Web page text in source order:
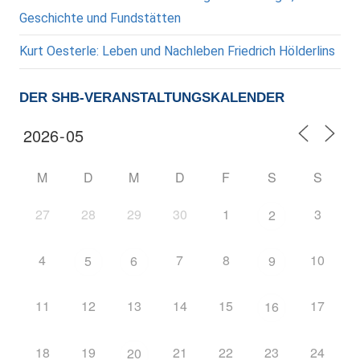
Geschichte und Fundstätten
Kurt Oesterle: Leben und Nachleben Friedrich Hölderlins
DER SHB-VERANSTALTUNGSKALENDER
M D M D F S S
27 28 29 30 1 2 3
4 5 6 7 8 9 10
11 12 13 14 15 16 17
18 19 20 21 22 23 24